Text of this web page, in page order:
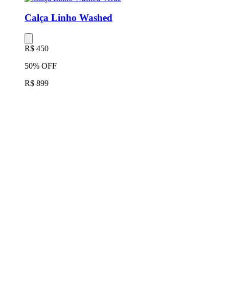
Calça Linho Washed
R$ 450
50% OFF
R$ 899